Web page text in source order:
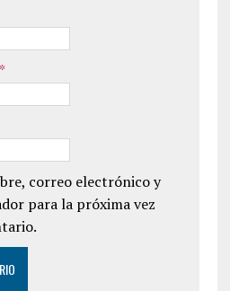
correo electrónico y
para la próxima vez